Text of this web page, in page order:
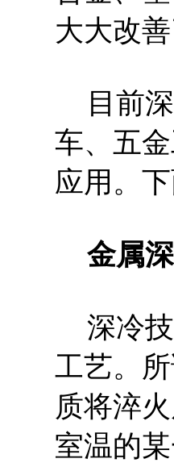
大大改
目前深
车、五
应用。
金属
深冷技
工艺。
质将淬
室温的